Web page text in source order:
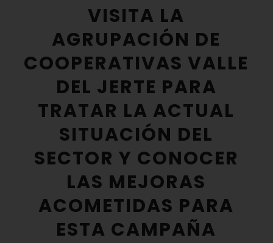
VISITA LA
AGRUPACIÓN DE
COOPERATIVAS VALLE
DEL JERTE PARA
TRATAR LA ACTUAL
SITUACIÓN DEL
SECTOR Y CONOCER
LAS MEJORAS
ACOMETIDAS PARA
ESTA CAMPAÑA